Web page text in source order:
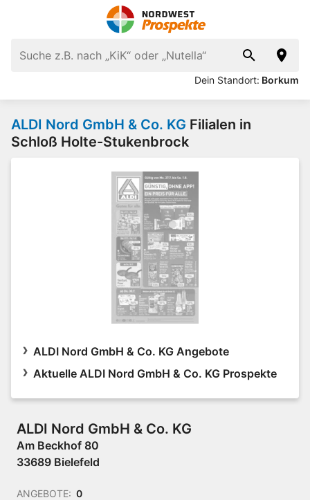
Dein Standort: Borkum
ALDI Nord GmbH & Co. KG Filialen in
Schloß Holte-Stukenbrock
ALDI Nord GmbH & Co. KG Angebote
Aktuelle ALDI Nord GmbH & Co. KG Prospekte
ALDI Nord GmbH & Co. KG
Am Beckhof 80
33689 Bielefeld
ANGEBOTE: 0